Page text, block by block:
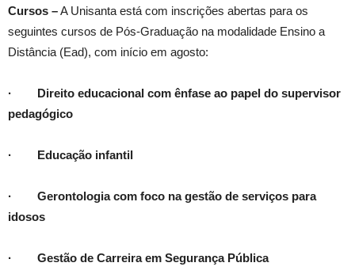
Cursos –A Unisanta está com inscrições abertas para os
seguintes cursos de Pós-Graduação na modalidade Ensino a
Distância (Ead), com início em agosto:
·
Direito educacional com ênfase ao papel do supervisor
pedagógico
· Educação infantil
· Gerontologia com foco na gestão de serviços para
idosos
· Gestão de Carreira em Segurança Pública